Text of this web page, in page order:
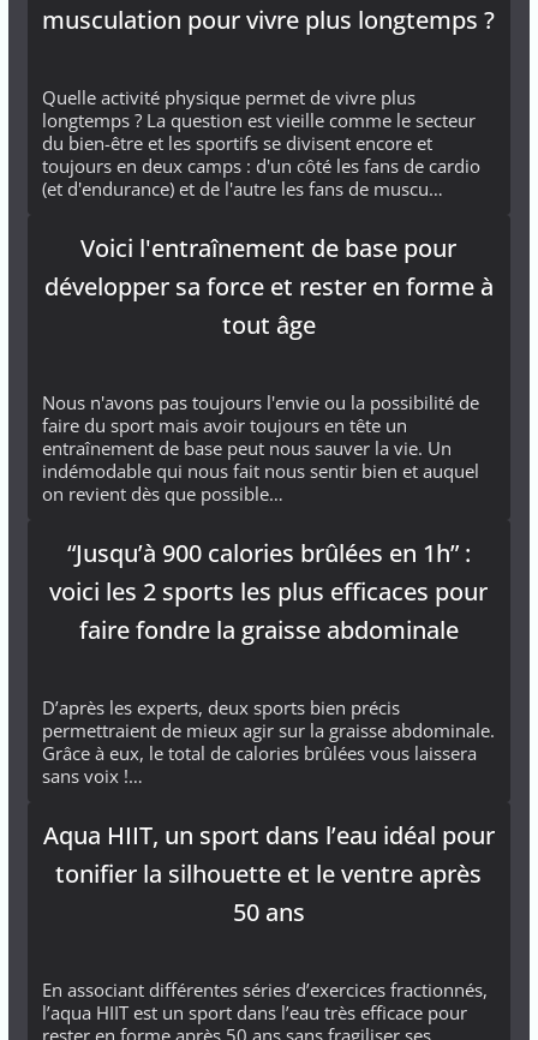
musculation pour vivre plus longtemps ?
Quelle activité physique permet de vivre plus
longtemps ? La question est vieille comme le secteur
du bien-être et les sportifs se divisent encore et
toujours en deux camps : d'un côté les fans de cardio
(et d'endurance) et de l'autre les fans de muscu…
Voici l'entraînement de base pour
développer sa force et rester en forme à
tout âge
Nous n'avons pas toujours l'envie ou la possibilité de
faire du sport mais avoir toujours en tête un
entraînement de base peut nous sauver la vie. Un
indémodable qui nous fait nous sentir bien et auquel
on revient dès que possible…
“Jusqu’à 900 calories brûlées en 1h” :
voici les 2 sports les plus efficaces pour
faire fondre la graisse abdominale
D’après les experts, deux sports bien précis
permettraient de mieux agir sur la graisse abdominale.
Grâce à eux, le total de calories brûlées vous laissera
sans voix !…
Aqua HIIT, un sport dans l’eau idéal pour
tonifier la silhouette et le ventre après
50 ans
En associant différentes séries d’exercices fractionnés,
l’aqua HIIT est un sport dans l’eau très efficace pour